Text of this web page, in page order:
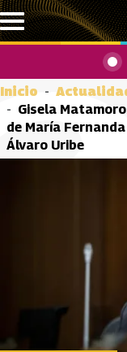
Pasar al contenido
Inicio
Gisela
de María
Álvaro Uribe